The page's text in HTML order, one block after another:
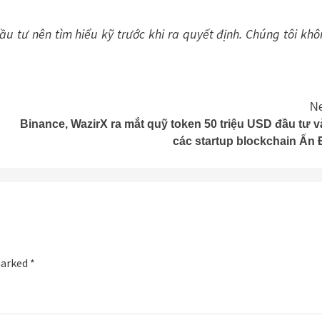
tư nên tìm hiểu kỹ trước khi ra quyết định. Chúng tôi
Binance, WazirX ra mắt quỹ token 50 triệu USD đầu tư
các startup blockchain Ấn
*